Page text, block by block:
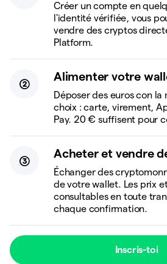
Créer un compte en
l'identité vérifiée, vous
vendre des cryptos
Platform.
Alimenter votre
Déposer des euros con
choix : carte, virement,
Pay. 20 € suffisent pour
Acheter et vendre
Échanger des
de votre wallet. Les prix
consultables en toute
chaque confirmation.
Inscris-toi